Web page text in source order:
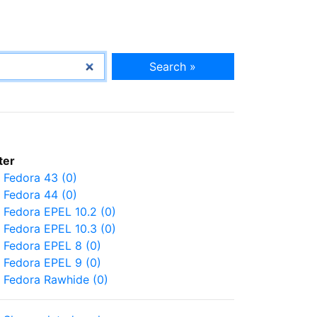
Search »
Fedora 43 (0)
Fedora 44 (0)
Fedora EPEL 10.2 (0)
Fedora EPEL 10.3 (0)
Fedora EPEL 8 (0)
Fedora EPEL 9 (0)
Fedora Rawhide (0)